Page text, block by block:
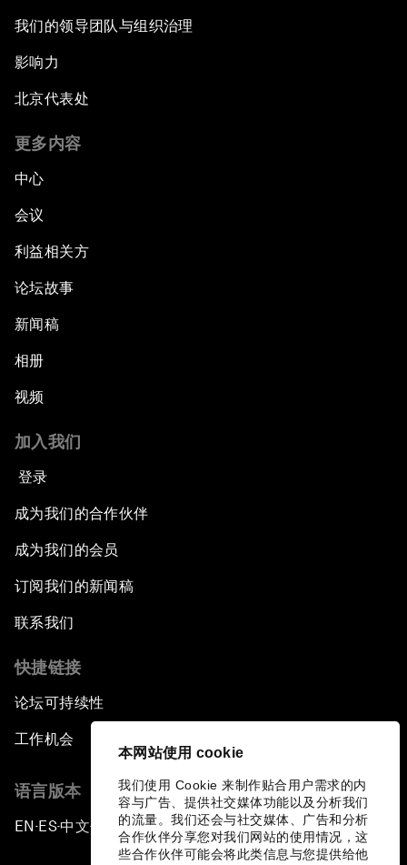
本网站使用 cookie
我们使用 Cookie 来制作贴合用户需求的内
容与广告、提供社交媒体功能以及分析我们
的流量。我们还会与社交媒体、广告和分析
合作伙伴分享您对我们网站的使用情况，这
些合作伙伴可能会将此类信息与您提供给他
我们的领导团队与组织治理
影响力
北京代表处
更多内容
中心
会议
利益相关方
论坛故事
新闻稿
相册
视频
加入我们
登录
成为我们的合作伙伴
成为我们的会员
订阅我们的新闻稿
联系我们
快捷链接
论坛可持续性
工作机会
语言版本
EN ▪ES▪中文▪ 日本語